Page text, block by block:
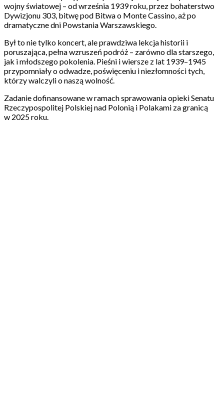
wojny światowej – od września 1939 roku, przez bohaterstwo
Dywizjonu 303, bitwę pod Bitwa o Monte Cassino, aż po
dramatyczne dni Powstania Warszawskiego.
Był to nie tylko koncert, ale prawdziwa lekcja historii i
poruszająca, pełna wzruszeń podróż – zarówno dla starszego,
jak i młodszego pokolenia. Pieśni i wiersze z lat 1939–1945
przypomniały o odwadze, poświęceniu i niezłomności tych,
którzy walczyli o naszą wolność.
Zadanie dofinansowane w ramach sprawowania opieki Senatu
Rzeczypospolitej Polskiej nad Polonią i Polakami za granicą
w 2025 roku.